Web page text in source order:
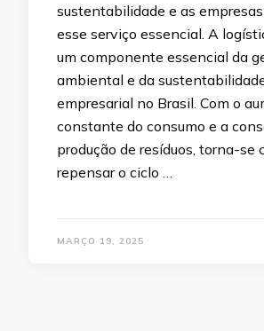
sustentabilidade e as
esse serviço essencial. A
um componente essencial da
ambiental e da
empresarial no Brasil. Com o
constante do consumo e a
produção de resíduos, torna-se
repensar o ciclo …
MARÇO 19, 2025